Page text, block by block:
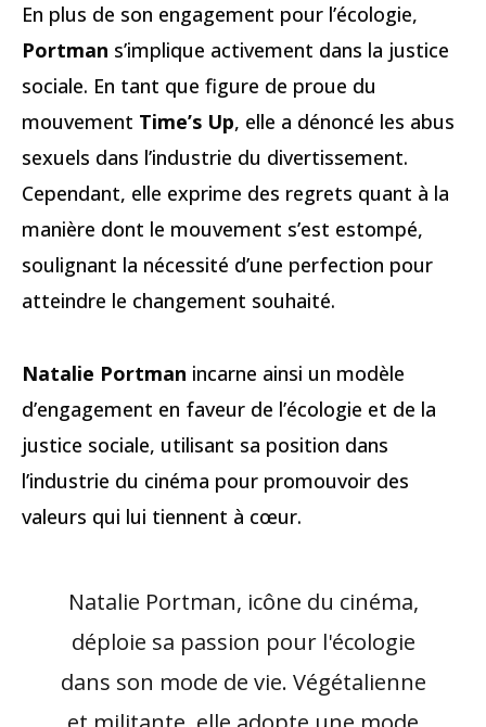
En plus de son engagement pour l’écologie,
Portman s’implique activement dans la justice
sociale. En tant que figure de proue du
mouvement Time’s Up, elle a dénoncé les abus
sexuels dans l’industrie du divertissement.
Cependant, elle exprime des regrets quant à la
manière dont le mouvement s’est estompé,
soulignant la nécessité d’une perfection pour
atteindre le changement souhaité.
Natalie Portman incarne ainsi un modèle
d’engagement en faveur de l’écologie et de la
justice sociale, utilisant sa position dans
l’industrie du cinéma pour promouvoir des
valeurs qui lui tiennent à cœur.
Natalie Portman, icône du cinéma,
déploie sa passion pour l'écologie
dans son mode de vie. Végétalienne